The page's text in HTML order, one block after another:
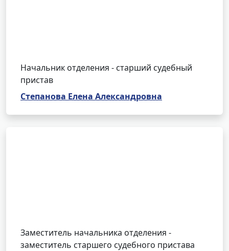
Начальник отделения - старший судебный
пристав
Степанова Елена Александровна
Заместитель начальника отделения -
заместитель старшего судебного пристава